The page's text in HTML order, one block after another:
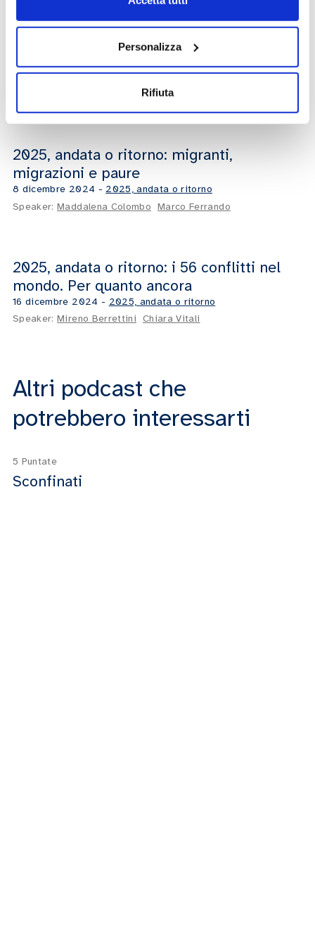
Personalizza
Rifiuta
2025, andata o ritorno: il fattore
populismi
29 novembre 2024-2025, andata o ritorno
Antonio Campati
2025, andata o ritorno: migranti,
migrazioni e paure
8 dicembre 2024 - 2025, andata o ritorno
Speaker:Maddalena Colombo Marco Ferrando
2025, andata o ritorno: i 56 conflitti nel
mondo. Per quanto ancora
16 dicembre 2024 - 2025, andata o ritorno
Speaker:Mireno Berrettini Chiara Vitali
Altri podcast che
potrebbero interessarti
5 Puntate
Sconfinati